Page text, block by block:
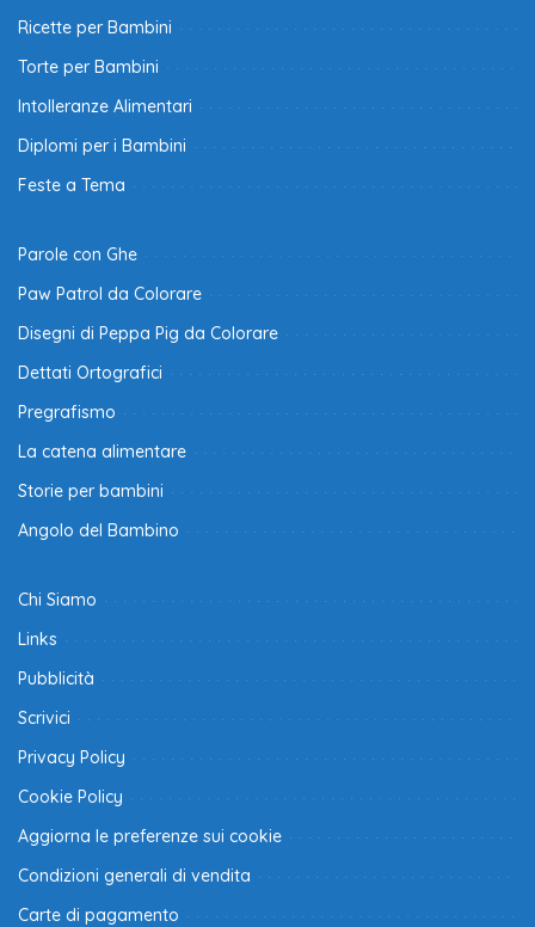
Ricette per Bambini
Torte per Bambini
Intolleranze Alimentari
Diplomi per i Bambini
Feste a Tema
Parole con Ghe
Paw Patrol da Colorare
Disegni di Peppa Pig da Colorare
Dettati Ortografici
Pregrafismo
La catena alimentare
Storie per bambini
Angolo del Bambino
Chi Siamo
Links
Pubblicità
Scrivici
Privacy Policy
Cookie Policy
Aggiorna le preferenze sui cookie
Condizioni generali di vendita
Carte di pagamento